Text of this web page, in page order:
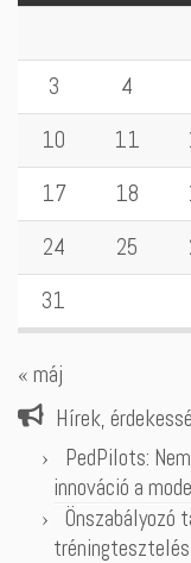
3
4
10
11
17
18
24
25
31
« máj
Hírek,
PedPilots:
innováció a
Önszabályozó
tréningtesztelés